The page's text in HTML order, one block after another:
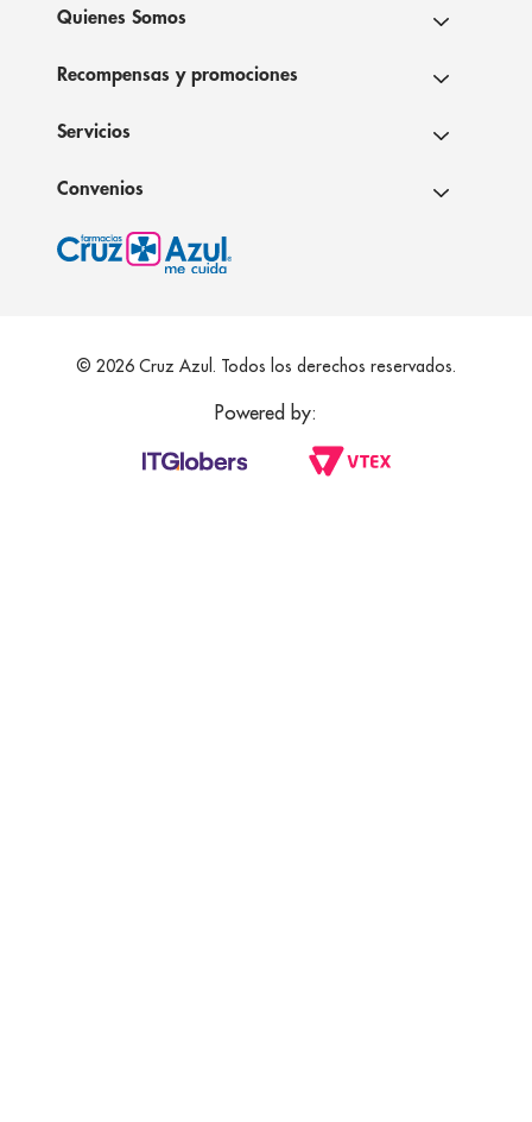
Quienes Somos
Recompensas y promociones
Servicios
Convenios
© 2026 Cruz Azul. Todos los derechos reservados.
Powered by: